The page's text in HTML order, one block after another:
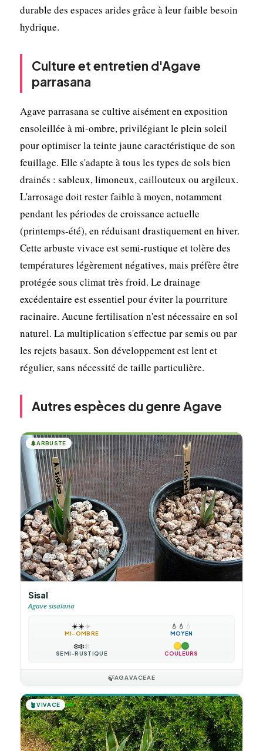
durable des espaces arides grâce à leur faible besoin
hydrique.
Culture et entretien d'Agave
parrasana
Agave parrasana se cultive aisément en exposition
ensoleillée à mi-ombre, privilégiant le plein soleil
pour optimiser la teinte jaune caractéristique de son
feuillage. Elle s'adapte à tous les types de sols bien
drainés : sableux, limoneux, caillouteux ou argileux.
L'arrosage doit rester faible à moyen, notamment
pendant les périodes de croissance actuelle
(printemps-été), en réduisant drastiquement en hiver.
Cette arbuste vivace est semi-rustique et tolère des
températures légèrement négatives, mais préfère être
protégée sous climat très froid. Le drainage
excédentaire est essentiel pour éviter la pourriture
racinaire. Aucune fertilisation n'est nécessaire en sol
naturel. La multiplication s'effectue par semis ou par
les rejets basaux. Son développement est lent et
régulier, sans nécessité de taille particulière.
Autres espèces du genre Agave
🌲ARBUSTE
Sisal
Agave sisalana
☀️☀️☀️
MI-OMBRE
💧 💧 💧
MOYEN
❄️❄️❄️
SEMI-RUSTIQUE COULEURS
🍃AGAVACEAE
🪴VIVACE